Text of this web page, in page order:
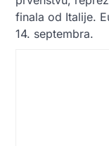
finala od Italije.
14. septembra.